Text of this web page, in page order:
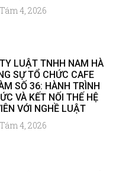
4, 2026
LUẬT TNHH NAM HÀ
SỰ TỔ CHỨC CAFE
SỐ 36: HÀNH TRÌNH
VÀ KẾT NỐI THẾ HỆ
VỚI NGHỀ LUẬT
4, 2026